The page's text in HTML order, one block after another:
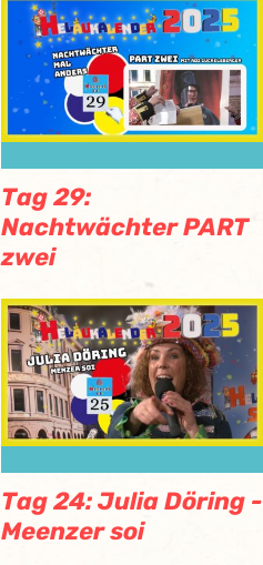
Tag 29:
Nachtwächter PART
zwei
Tag 24: Julia Döring -
Meenzer soi